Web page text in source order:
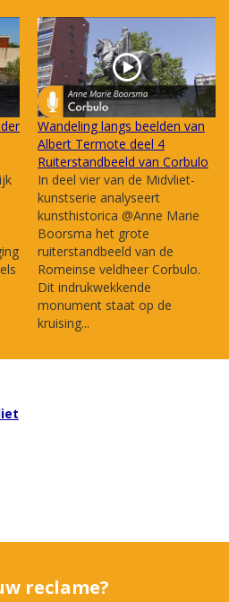
Wandeling langs beelden van
Albert Termote deel 4
Ruiterstandbeeld van Corbulo
In deel vier van de Midvliet-
kunstserie analyseert
kunsthistorica @Anne Marie
Boorsma het grote
ruiterstandbeeld van de
Romeinse veldheer Corbulo.
Dit indrukwekkende
monument staat op de
kruising...
reclame?